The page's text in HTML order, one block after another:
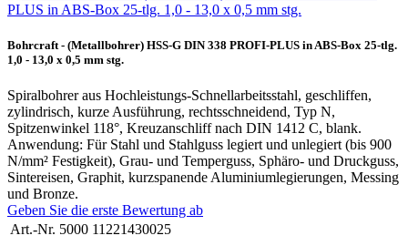
Bohrcraft - (Metallbohrer) HSS-G DIN 338 PROFI-PLUS in ABS-Box 25-tlg.
1,0 - 13,0 x 0,5 mm stg.
Spiralbohrer aus Hochleistungs-Schnellarbeitsstahl, geschliffen,
zylindrisch, kurze Ausführung, rechtsschneidend, Typ N,
Spitzenwinkel 118°, Kreuzanschliff nach DIN 1412 C, blank.
Anwendung: Für Stahl und Stahlguss legiert und unlegiert (bis 900
N/mm² Festigkeit), Grau- und Temperguss, Sphäro- und Druckguss,
Sintereisen, Graphit, kurzspanende Aluminiumlegierungen, Messing
und Bronze.
Geben Sie die erste Bewertung ab
Art.-Nr. 5000 11221430025